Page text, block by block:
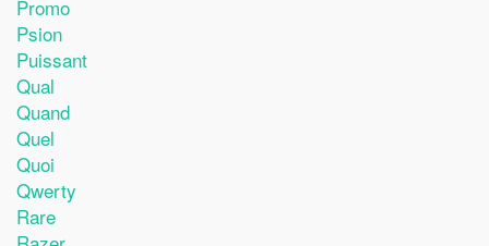
Promo
Psion
Puissant
Qual
Quand
Quel
Quoi
Qwerty
Rare